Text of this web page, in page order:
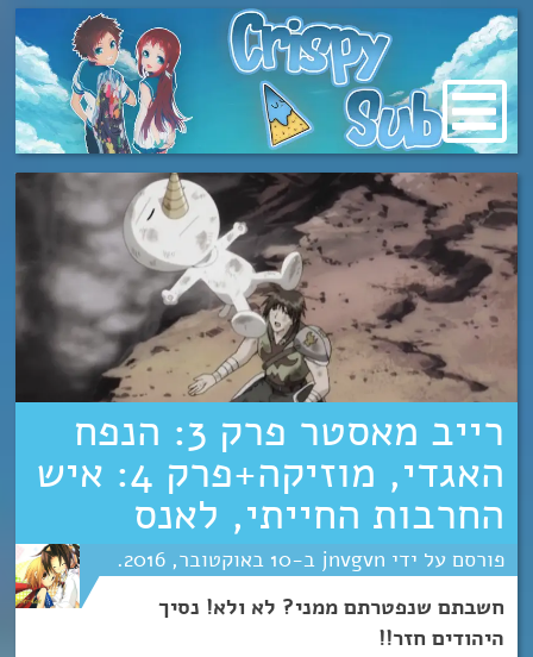
מעבר
לתוכן
רייב מאסטר פרק 3: הנפח
האגדי, מוזיקה+פרק 4: איש
החרבות החייתי, לאנס
jnvgvn
10 אוקטובר 2016
חשבתם שנפטרתם ממני? לא ולא! נסיך
היהודים חזר!!